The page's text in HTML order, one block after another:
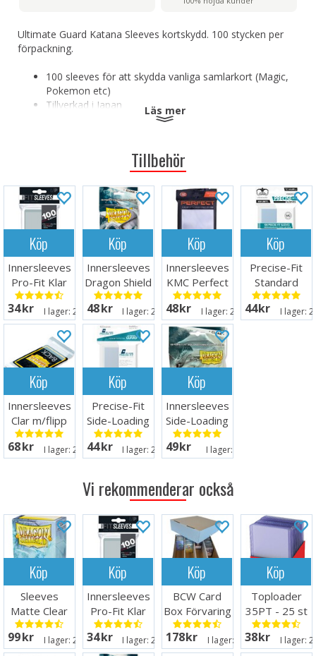
Ultimate Guard Katana Sleeves kortskydd. 100 stycken per
förpackning.
100 sleeves för att skydda vanliga samlarkort (Magic,
Pokemon etc)
Tillverkad i Japan
Extra lång livslängd och hållbarhet
Perfekt för blandningsspel
Syrafri, PVC-fri
Storlek: 66 x 91 mm 66 x 91 mm
Ultimate Guard Katana-ärmar standardstorlek turkos (100)
Läs mer
Tillbehör
Köp
Innersleeves
Pro-Fit Klar
x100 64x89
34 SEK I lager: 20+
Köp
Innersleeves
Dragon Shield
Clear
64x89mm
48 SEK I lager:20+
Köp
Innersleeves
KMC Perfect
Fit x100
64x89
48 SEK I lager:20+
Köp
Precise-Fit
Standard
Clear x100
64x89
44 SEK I lager:
Köp
Innersleeves
Clar m/flipp
63x88
68 SEK I lager: 20+
Köp
Precise-Fit
Side-Loading
Clear 64x89
44 SEK I lager:20+
Köp
Innersleeves
Side-Loading
Clear 63x88
49 SEK I lager:
Vi rekommenderar också
Köp
Sleeves
Matte Clear
x100 - 63x88
m/box
99 SEK I lager: 20+
Köp
Innersleeves
Pro-Fit Klar
x100 64x89
34 SEK I lager:20+
Köp
BCW Card
Box Förvaring
4000 kort
178 SEK I lager: 20+
Köp
Toploader
35PT - 25 st
63,5 x 88,9
mm
38 SEK I lager: